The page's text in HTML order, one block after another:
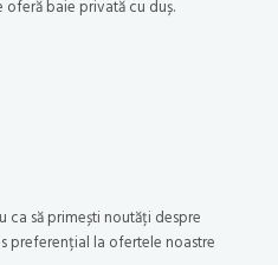
baie privată cu duș.
ca să primești noutăți despre
preferențial la ofertele noastre